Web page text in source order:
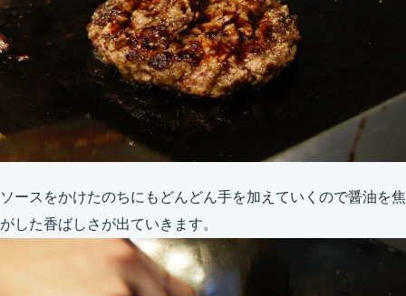
ソースをかけたのちにもどんどん手を加えていくので醤油を焦
がした香ばしさが出ていきます。